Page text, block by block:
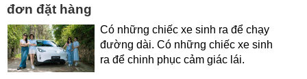
đơn đặt hàng
Có những chiếc xe sinh ra để chạy
đường dài. Có những chiếc xe sinh
ra để chinh phục cảm giác lái.